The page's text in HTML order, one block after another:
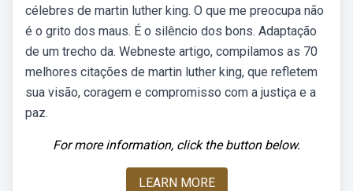
célebres de martin luther king. O que me preocupa não
é o grito dos maus. É o silêncio dos bons. Adaptação
de um trecho da. Webneste artigo, compilamos as 70
melhores citações de martin luther king, que refletem
sua visão, coragem e compromisso com a justiça e a
paz.
For more information, click the button below.
LEARN MORE